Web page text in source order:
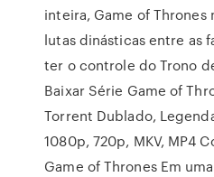
inteira, Game of Thrones
lutas dinásticas entre as
ter o controle do Trono
Baixar Série Game of
Torrent Dublado,
1080p, 720p, MKV, MP4
Game of Thrones Em